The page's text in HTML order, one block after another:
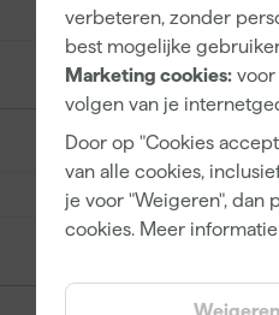
verbeteren, zonder
best mogelijke
Marketing cookies: voor
volgen van je
Door op "Cookies
van alle cookies,
je voor "Weigeren", dan
cookies. Meer
Weigeren